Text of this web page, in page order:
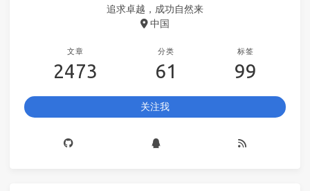
追求卓越，成功自然来
中国
文章
2473
分类
61
标签
99
关注我